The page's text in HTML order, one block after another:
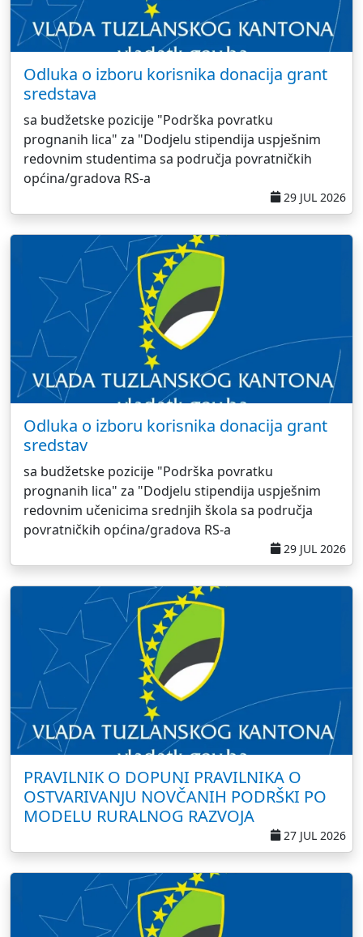
Odluka o izboru korisnika donacija grant
sredstava
sa budžetske pozicije "Podrška povratku
prognanih lica" za "Dodjelu stipendija uspješnim
redovnim studentima sa područja povratničkih
općina/gradova RS-a
29 JUL 2026
Odluka o izboru korisnika donacija grant
sredstav
sa budžetske pozicije "Podrška povratku
prognanih lica" za "Dodjelu stipendija uspješnim
redovnim učenicima srednjih škola sa područja
povratničkih općina/gradova RS-a
29 JUL 2026
PRAVILNIK O DOPUNI PRAVILNIKA O
OSTVARIVANJU NOVČANIH PODRŠKI PO
MODELU RURALNOG RAZVOJA
27 JUL 2026